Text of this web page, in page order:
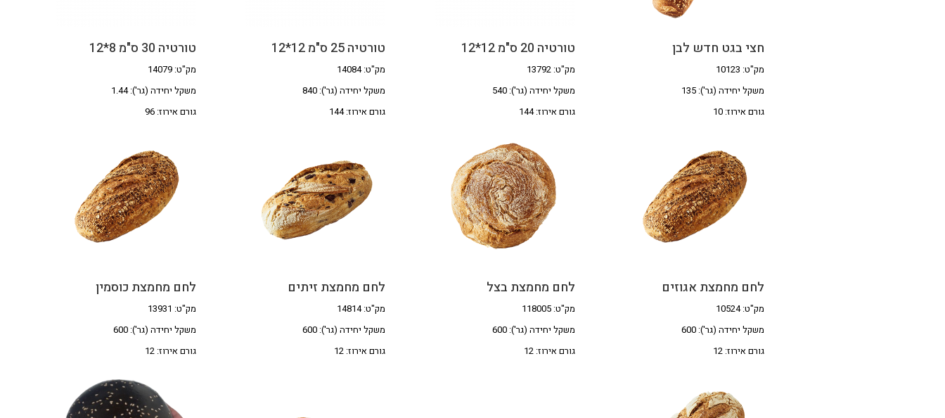
חצי בגט חדש לבן
מק"ט: 10123
משקל יחידה (גר'): 135
גורם אירוז: 10
טורטיה 20 ס"מ 12*12
מק"ט: 13792
משקל יחידה (גר'): 540
גורם אירוז: 144
טורטיה 25 ס"מ 12*12
מק"ט: 14084
משקל יחידה (גר'): 840
גורם אירוז: 144
טורטיה 30 ס"מ 8*12
מק"ט: 14079
משקל יחידה (גר'): 1.44
גורם אירוז: 96
לחם מחמצת אגוזים
מק"ט: 10524
משקל יחידה (גר'): 600
גורם אירוז: 12
לחם מחמצת בצל
מק"ט: 118005
משקל יחידה (גר'): 600
גורם אירוז: 12
לחם מחמצת זיתים
מק"ט: 14814
משקל יחידה (גר'): 600
גורם אירוז: 12
לחם מחמצת כוסמין
מק"ט: 13931
משקל יחידה (גר'): 600
גורם אירוז: 12